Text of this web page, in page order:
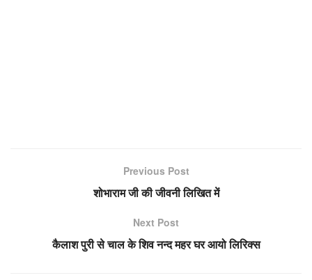
Previous Post
शोभाराम जी की जीवनी लिखित में
Next Post
कैलाश पुरी से चाल के शिव नन्द महर घर आयो लिरिक्स